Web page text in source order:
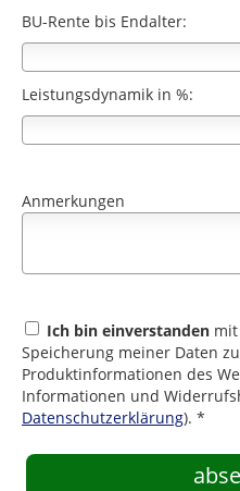
BU-Rente bis Endalter:
Leistungsdynamik in %:
Anmerkungen
Ich bin einverstanden
Speicherung meiner Daten
Produktinformationen des
Informationen und
Datenschutzerklärung). *